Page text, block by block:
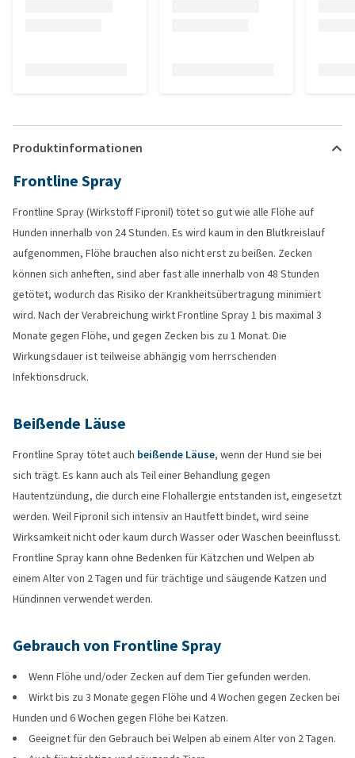
Produktinformationen
Frontline Spray
Frontline Spray (Wirkstoff Fipronil) tötet so gut wie alle Flöhe auf
Hunden innerhalb von 24 Stunden. Es wird kaum in den Blutkreislauf
aufgenommen, Flöhe brauchen also nicht erst zu beißen. Zecken
können sich anheften, sind aber fast alle innerhalb von 48 Stunden
getötet, wodurch das Risiko der Krankheitsübertragung minimiert
wird. Nach der Verabreichung wirkt Frontline Spray 1 bis maximal 3
Monate gegen Flöhe, und gegen Zecken bis zu 1 Monat. Die
Wirkungsdauer ist teilweise abhängig vom herrschenden
Infektionsdruck.
Beißende Läuse
Frontline Spray tötet auch beißende Läuse, wenn der Hund sie bei
sich trägt. Es kann auch als Teil einer Behandlung gegen
Hautentzündung, die durch eine Flohallergie entstanden ist, eingesetzt
werden. Weil Fipronil sich intensiv an Hautfett bindet, wird seine
Wirksamkeit nicht oder kaum durch Wasser oder Waschen beeinflusst.
Frontline Spray kann ohne Bedenken für Kätzchen und Welpen ab
einem Alter von 2 Tagen und für trächtige und säugende Katzen und
Hündinnen verwendet werden.
Gebrauch von Frontline Spray
Wenn Flöhe und/oder Zecken auf dem Tier gefunden werden.
Wirkt bis zu 3 Monate gegen Flöhe und 4 Wochen gegen Zecken bei
Hunden und 6 Wochen gegen Flöhe bei Katzen.
Geeignet für den Gebrauch bei Welpen ab einem Alter von 2 Tagen.